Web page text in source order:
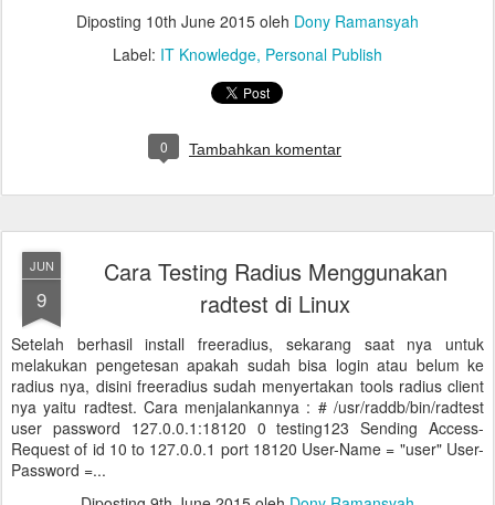
Diposting 10th June 2015 oleh Dony Ramansyah
Label: IT Knowledge Personal Publish
0 Tambahkan komentar
JUN
9
Cara Testing Radius Menggunakan
radtest di Linux
Setelah berhasil install freeradius, sekarang saat nya untuk
melakukan pengetesan apakah sudah bisa login atau belum ke
radius nya, disini freeradius sudah menyertakan tools radius client
nya yaitu radtest. Cara menjalankannya : # /usr/raddb/bin/radtest
user password 127.0.0.1:18120 0 testing123 Sending Access-
Request of id 10 to 127.0.0.1 port 18120 User-Name = "user" User-
Password =...